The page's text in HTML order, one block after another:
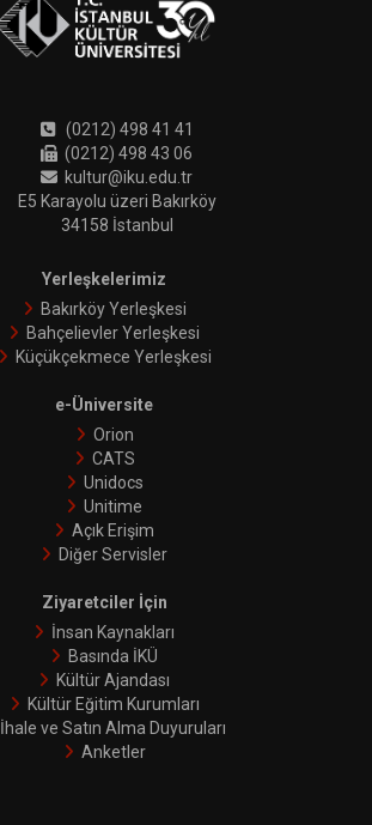
(0212) 498 41 41
(0212) 498 43 06
kultur@iku.edu.tr
E5 Karayolu üzeri Bakırköy
34158 İstanbul
Yerleşkelerimiz
Bakırköy Yerleşkesi
Bahçelievler Yerleşkesi
Küçükçekmece Yerleşkesi
e-Üniversite
Orion
CATS
Unidocs
Unitime
Açık Erişim
Diğer Servisler
Ziyaretciler İçin
İnsan Kaynakları
Basında İKÜ
Kültür Ajandası
Kültür Eğitim Kurumları
İhale ve Satın Alma Duyuruları
Anketler